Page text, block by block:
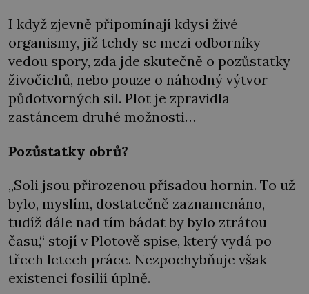
I když zjevně připomínají kdysi živé
organismy, již tehdy se mezi odborníky
vedou spory, zda jde skutečně o pozůstatky
živočichů, nebo pouze o náhodný výtvor
půdotvorných sil. Plot je zpravidla
zastáncem druhé možnosti…
Pozůstatky obrů?
„Soli jsou přirozenou přísadou hornin. To už
bylo, myslím, dostatečně zaznamenáno,
tudíž dále nad tím bádat by bylo ztrátou
času,“ stojí v Plotově spise, který vydá po
třech letech práce. Nezpochybňuje však
existenci fosilií úplně.